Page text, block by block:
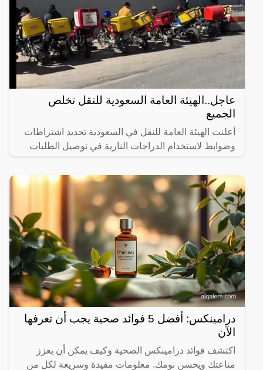
عاجل..الهيئة العامة السعودية للنقل تخلص
الجميع
أعلنت الهيئة العامة للنقل في السعودية تحديد اشتراطات
وضوابط لاستخدام الدراجات النارية في توصيل الطلبات
درامينكس: أفضل 5 فوائد صحية يجب أن تعرفها
الآن
اكتشف فوائد درامينكس الصحية وكيف يمكن أن يعزز
مناعتك ويحسن نومك. معلومات مفيدة وسريعة لكل من